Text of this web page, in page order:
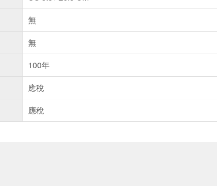
無
無
100年
應稅
應稅